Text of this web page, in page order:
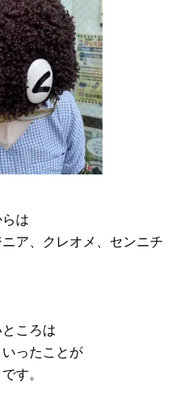
は
ア、クレオメ、センニチ
ところは
ったことが
す。